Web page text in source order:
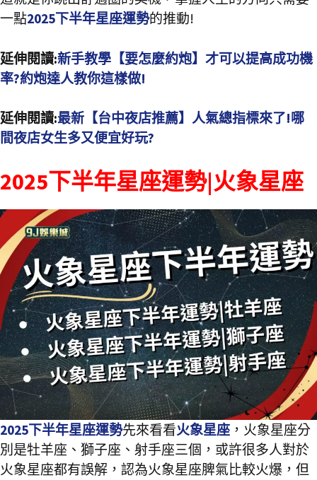
一點2025下半年星座運勢的推動!
延伸閱讀:新手教學【要怎麼約炮】才可以提高成功機
率?約炮達人教你這樣做!
延伸閱讀:最新【台中夜店推薦】人氣總指標來了!哪
間夜店女生多又便宜好玩?
2025下半年星座運勢|火象星座
2025下半年星座運勢先來看看火象星座 ，火象星座分
別是牡羊座、獅子座、射手座三個，或許很多人對於
火象星座都有誤解，認為火象星座脾氣比較火爆，但